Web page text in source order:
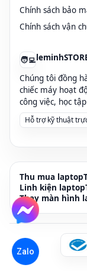
Chính sách bảo
Chính sách vận
🧑‍💻
Chúng tôi đồng
chiếc máy hoạt
công việc, học
Hỗ trợ kỹ thuật
Thu mua laptop
Linh kiện laptop
Thay màn hình
Zalo